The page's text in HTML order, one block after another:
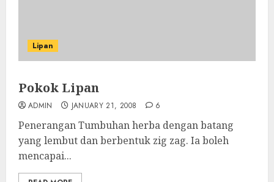
Lipan
Pokok Lipan
ADMIN JANUARY 21, 2008 6
Penerangan Tumbuhan herba dengan batang
yang lembut dan berbentuk zig zag. Ia boleh
mencapai...